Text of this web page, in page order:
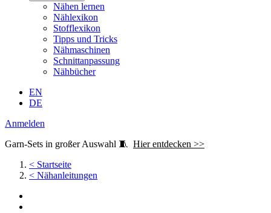
Nähen lernen
Nählexikon
Stofflexikon
Tipps und Tricks
Nähmaschinen
Schnittanpassung
Nähbücher
EN
DE
Anmelden
Garn-Sets in großer Auswahl 🧵 Hier entdecken >>
< Startseite
< Nähanleitungen